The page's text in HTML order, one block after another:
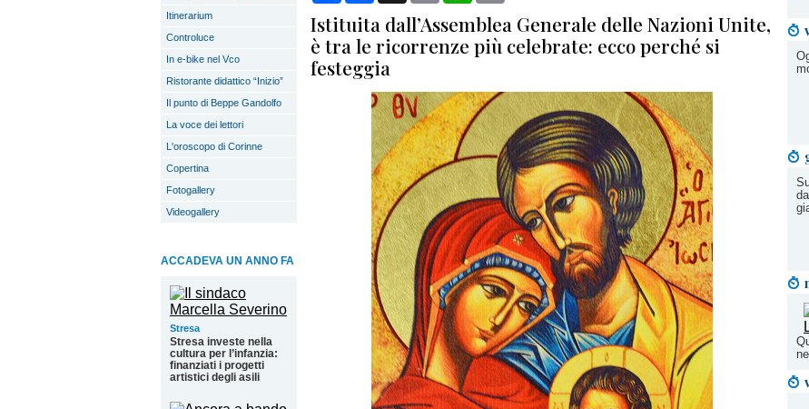
Itinerarium
Controluce
In e-bike nel Vco
Ristorante didattico “Inizio”
Il punto di Beppe Gandolfo
La voce dei lettori
L'oroscopo di Corinne
Copertina
Fotogallery
Videogallery
ACCADEVA UN ANNO FA
Stresa
Stresa investe nella
cultura per l’infanzia:
finanziati i progetti
artistici degli asili
Istituita dall’Assemblea Generale delle Nazioni Unite,
è tra le ricorrenze più celebrate: ecco perché si
festeggia